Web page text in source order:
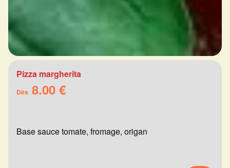
Pizza margherita
Dès 8.00 €
Base sauce tomate, fromage, origan